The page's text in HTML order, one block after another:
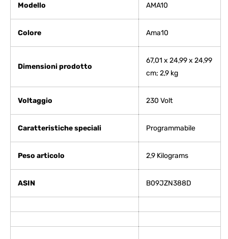
Modello ‎AMA10
Colore ‎Ama10
Dimensioni prodotto
‎67,01 x 24,99 x 24,99
cm; 2,9 kg
Voltaggio ‎230 Volt
Caratteristiche speciali ‎Programmabile
Peso articolo ‎2,9 Kilograms
ASIN B09JZN388D